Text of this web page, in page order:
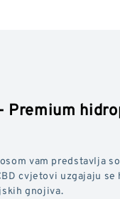
Premium
vam predstavlja
cvjetovi uzgajaju
gnojiva.